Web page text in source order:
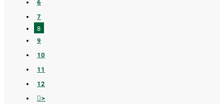
6
7
8
9
10
11
12
>